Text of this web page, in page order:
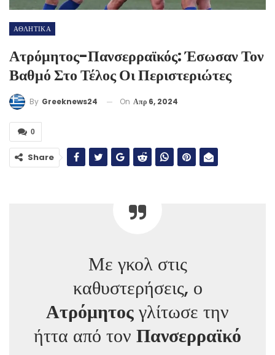
ΑΘΛΗΤΙΚΑ
Ατρόμητος-Πανσερραϊκός: Έσωσαν Τον
Βαθμό Στο Τέλος Οι Περιστεριώτες
By Greeknews24 On Απρ 6, 2024
0
Share
Με γκολ στις
καθυστερήσεις, ο
Ατρόμητοςγλίτωσε την
ήττα από τον Πανσερραϊκό